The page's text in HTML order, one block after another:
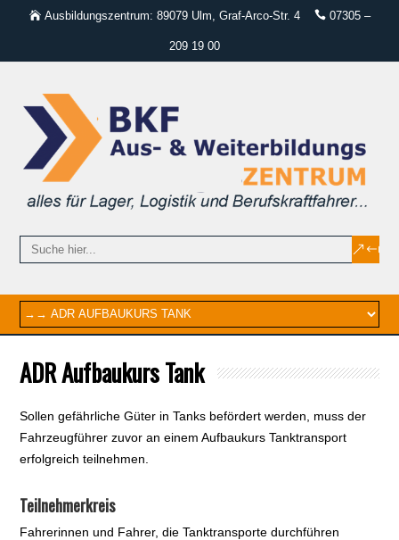
Ausbildungszentrum: 89079 Ulm, Graf-Arco-Str. 4 07305 –
209 19 00
ADR Aufbaukurs Tank
Sollen gefährliche Güter in Tanks befördert werden, muss der
Fahrzeugführer zuvor an einem Aufbaukurs Tanktransport
erfolgreich teilnehmen.
Teilnehmerkreis
Fahrerinnen und Fahrer, die Tanktransporte durchführen